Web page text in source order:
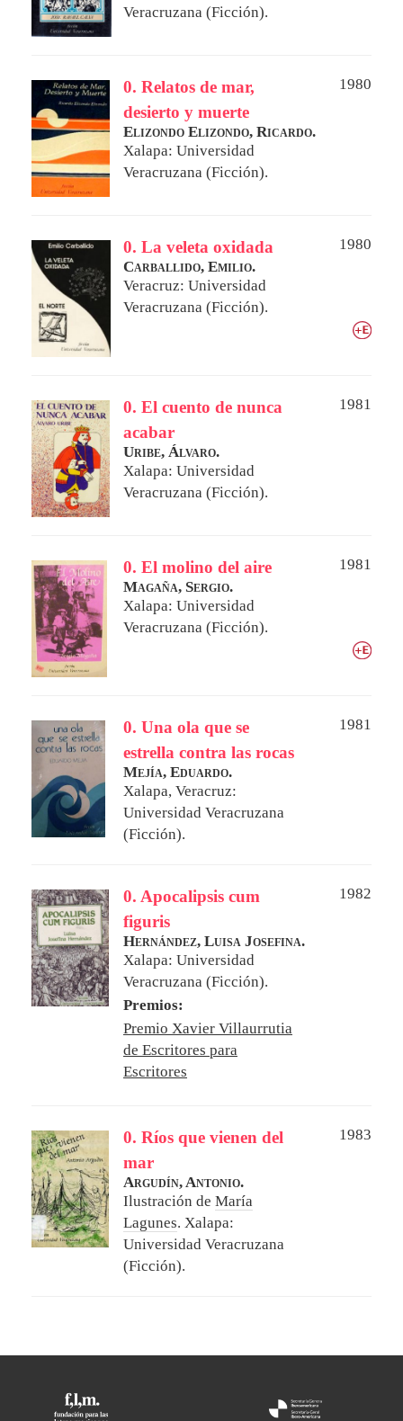
Veracruzana (Ficción).
0. Relatos de mar,
desierto y muerte
1980
Elizondo Elizondo, Ricardo.
Xalapa: Universidad
Veracruzana (Ficción).
0. La veleta oxidada
1980
Carballido, Emilio.
Veracruz: Universidad
Veracruzana (Ficción).
0. El cuento de nunca
acabar
1981
Uribe, Álvaro.
Xalapa: Universidad
Veracruzana (Ficción).
0. El molino del aire
1981
Magaña, Sergio.
Xalapa: Universidad
Veracruzana (Ficción).
0. Una ola que se
estrella contra las rocas
1981
Mejía, Eduardo.
Xalapa, Veracruz:
Universidad Veracruzana
(Ficción).
0. Apocalipsis cum
figuris
1982
Hernández, Luisa Josefina.
Xalapa: Universidad
Veracruzana (Ficción).
Premios:
Premio Xavier Villaurrutia
de Escritores para
Escritores
0. Ríos que vienen del
mar
1983
Argudín, Antonio.
Ilustración de María
Lagunes. Xalapa:
Universidad Veracruzana
(Ficción).